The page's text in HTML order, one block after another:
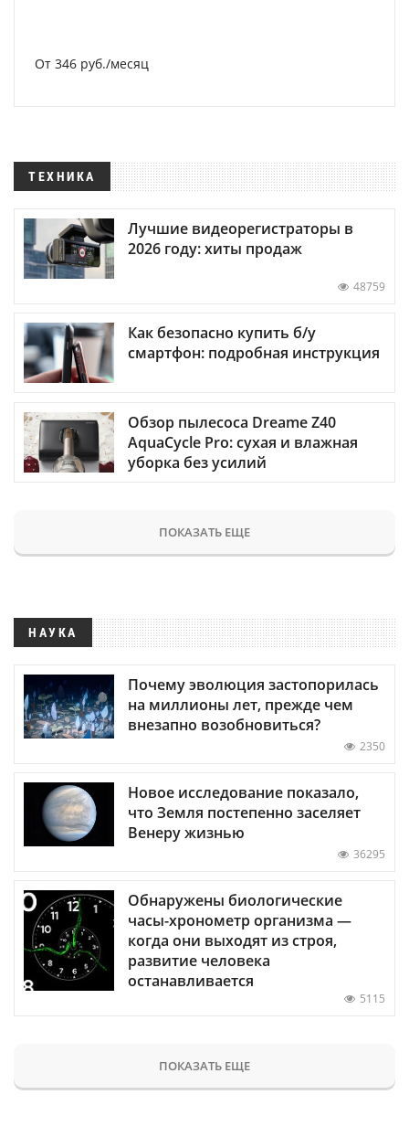
От 346 руб./месяц
ТЕХНИКА
Лучшие видеорегистраторы в
2026 году: хиты продаж
48759
Как безопасно купить б/у
смартфон: подробная инструкция
Обзор пылесоса Dreame Z40
AquaCycle Pro: сухая и влажная
уборка без усилий
ПОКАЗАТЬ ЕЩЕ
НАУКА
Почему эволюция застопорилась
на миллионы лет, прежде чем
внезапно возобновиться?
2350
Новое исследование показало,
что Земля постепенно заселяет
Венеру жизнью
36295
Обнаружены биологические
часы-хронометр организма —
когда они выходят из строя,
развитие человека
останавливается
5115
ПОКАЗАТЬ ЕЩЕ